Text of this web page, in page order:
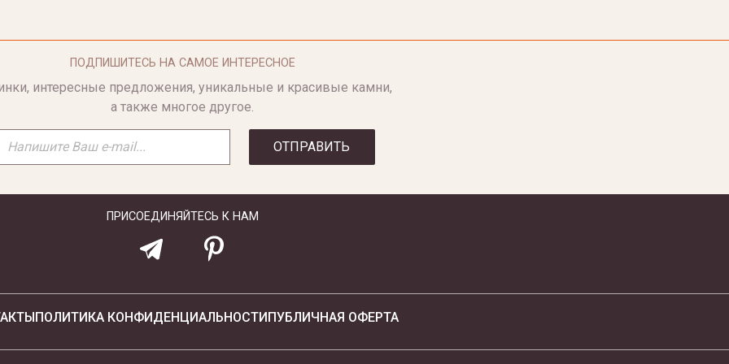
ПОДПИШИТЕСЬ НА САМОЕ ИНТЕРЕСНОЕ
интересные предложения, уникальные и красивые камни,
а также многое другое.
ОТПРАВИТЬ
ПРИСОЕДИНЯЙТЕСЬ К НАМ
ПОЛИТИКА КОНФИДЕНЦИАЛЬНОСТИПУБЛИЧНАЯ ОФЕРТА